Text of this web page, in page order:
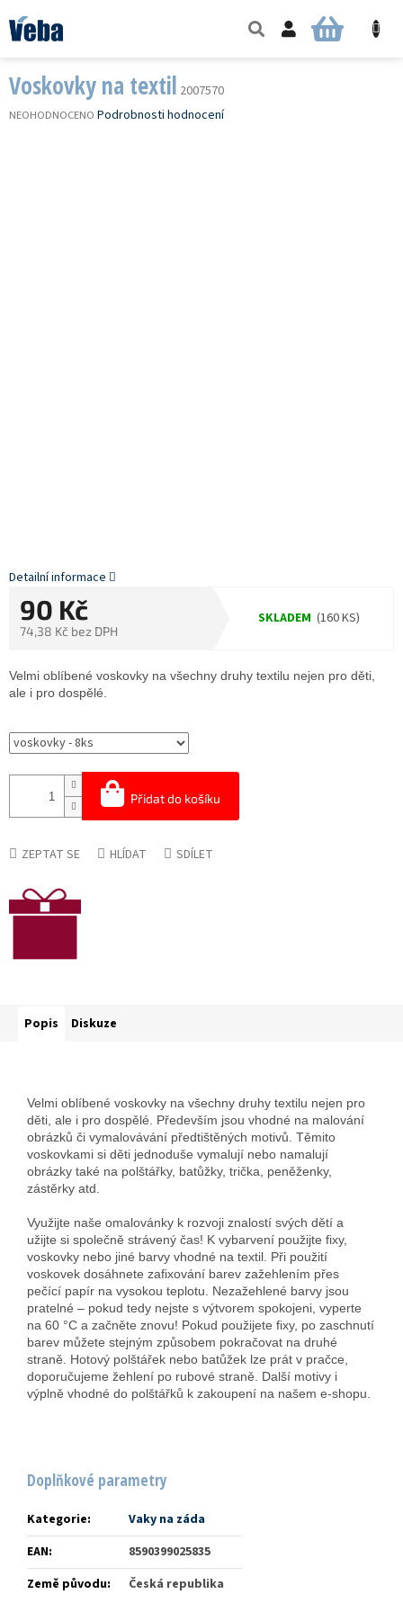
na
obsah
NÁKUPNÍ
Voskovky na textil 2007570
PRŮMĚRNÉ
NEOHODNOCENO Podrobnosti hodnocení
90 Kč
74,38 Kč bez DPH
SKLADEM (160 KS)
Přidat do košíku
Velmi oblíbené voskovky na všechny druhy textilu nejen pro děti,
ale i pro dospělé.
Detailní informace
ZEPTAT SE HLÍDAT SDÍLET
Popis Diskuze
Velmi oblíbené voskovky na všechny druhy textilu nejen pro
děti, ale i pro dospělé. Především jsou vhodné na malování
obrázků či vymalovávání předtištěných motivů. Těmito
voskovkami si děti jednoduše vymalují nebo namalují
obrázky také na polštářky, batůžky, trička, peněženky,
zástěrky atd.
Využijte naše omalovánky k rozvoji znalostí svých dětí a
užijte si společně strávený čas! K vybarvení použijte fixy,
voskovky nebo jiné barvy vhodné na textil. Při použití
voskovek dosáhnete zafixování barev zažehlením přes
pečící papír na vysokou teplotu. Nezažehlené barvy jsou
pratelné – pokud tedy nejste s výtvorem spokojeni, vyperte
na 60 °C a začněte znovu! Pokud použijete fixy, po zaschnutí
barev můžete stejným způsobem pokračovat na druhé
straně. Hotový polštářek nebo batůžek lze prát v pračce,
doporučujeme žehlení po rubové straně. Další motivy i
výplně vhodné do polštářků k zakoupení na našem e-shopu.
Doplňkové parametry
Kategorie:
Vaky na záda
EAN:
8590399025835
Země původu: Česká republika